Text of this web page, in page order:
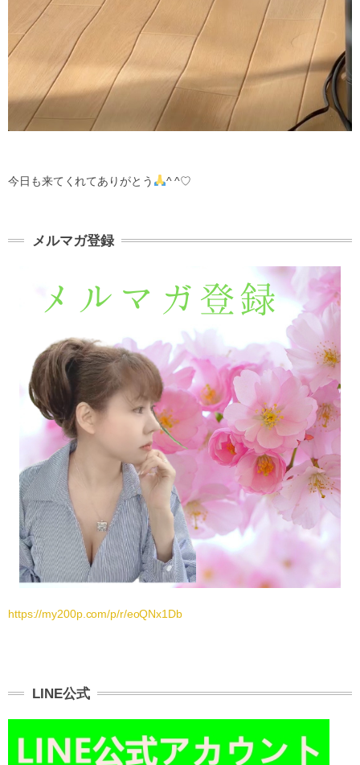
今日も来てくれてありがとう ^ ^♡
メルマガ登録
https://my200p.com/p/r/eoQNx1Db
LINE公式